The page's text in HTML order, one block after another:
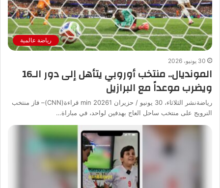
رياضة عالمية
30 يونيو، 2026
المونديال.. منتخب أوروبي يتأهل إلى دور الـ16
ويضرب موعداً مع البرازيل
رياضةنشر الثلاثاء، 30 يونيو / حزيران 20261 min قراءة(CNN)– فاز منتخب
النرويج على منتخب ساحل العاج بهدفين لواحد، في مباراة…